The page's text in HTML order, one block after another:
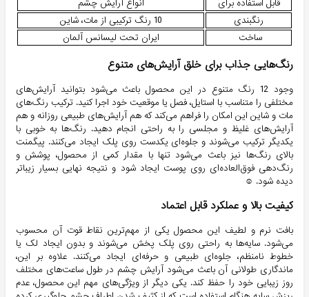
قابل استفاده برای
انواع آرایش چشم
رنگبندی
10 رنگ ترکیبی از مات، شاین
ساخت
ایران تحت لیسانس آلمان
رنگ‌هایی جذاب برای خلق آرایش‌های متنوع
وجود 12 رنگ متنوع در این محصول باعث می‌شود بتوانید آرایش‌های
مختلفی را متناسب با استایل، فصل یا موقعیت خود اجرا کنید. ترکیب رنگ‌های
مات و شاین این امکان را فراهم می‌کند که هم آرایش‌های طبیعی روزانه و هم
آرایش‌های غلیظ و مجلسی را به راحتی انجام دهید. رنگ‌ها به خوبی با
یکدیگر ترکیب می‌شوند و جلوه‌ای یکدست روی پلک ایجاد می‌کنند. پیگمنت
بالای رنگ‌ها نیز باعث می‌شود تنها با مقدار کمی از محصول، پوشش و
رنگ‌دهی فوق‌العاده‌ای روی پوست ایجاد شود و نتیجه نهایی بسیار زیباتر
دیده شود. ☺️
کیفیت بالا و عملکرد قابل اعتماد
بافت نرم و لطیف این محصول یکی از مهم‌ترین نقاط قوت آن محسوب
می‌شود. سایه‌ها به راحتی روی پلک پخش می‌شوند و بدون ایجاد لک یا
خطوط نامنظم، جلوه‌ای طبیعی و حرفه‌ای ایجاد می‌کنند. علاوه بر این،
ماندگاری طولانی آن باعث می‌شود آرایش چشم در طول ساعت‌های مختلف
روز زیبایی خود را حفظ کند. یکی دیگر از ویژگی‌های مهم این محصول، عدم